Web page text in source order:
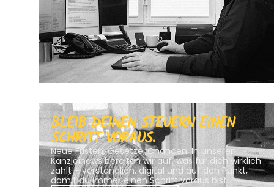
BLEIB DEINEN STEUERN EINEN
SCHRITT VORAUS.
Neue Fristen, Gesetze, Chancen: In unseren
Kanzleinews bereiten wir auf, was für dich wirklich
zählt – verständlich, digital und auf den Punkt,
damit du immer einen Schritt voraus bist.